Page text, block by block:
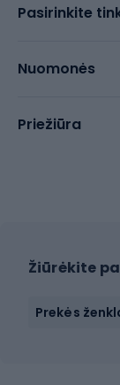
Pasirinkite
Nuomonės
Priežiūra
Žiūrėkite
Prekės